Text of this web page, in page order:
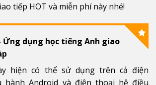
tiếp HOT và miễn phí này nhé!
Ứng dụng học tiếng Anh giao
hiện có thể sử dụng trên cả điện
hành Android và điện thoại hệ điều